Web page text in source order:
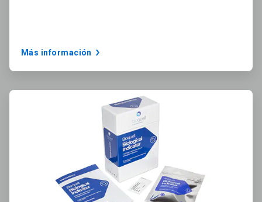
Más información
ArticleTile